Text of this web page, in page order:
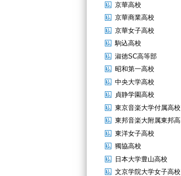
京華高校
京華商業高校
京華女子高校
駒込高校
淑徳SC高等部
昭和第一高校
中央大学高校
貞静学園高校
東京音楽大学付属高校
東邦音楽大附属東邦高
東洋女子高校
獨協高校
日本大学豊山高校
文京学院大学女子高校